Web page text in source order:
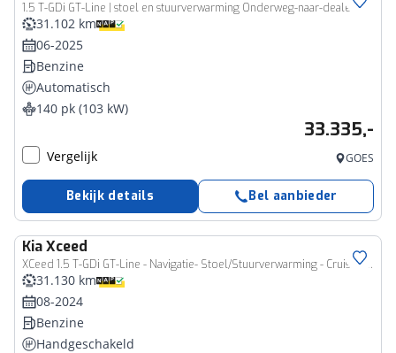
1.5 T-GDi GT-Line | stoel en stuurverwarming Onderweg-naar-dealer
31.102 km
06-2025
Benzine
Automatisch
140 pk (103 kW)
33.335,-
Vergelijk GOES
Bekijk details Bel aanbieder
KiaXceed
XCeed 1.5 T-GDi GT-Line - Navigatie- Stoel/Stuurverwarming - Cruise Control - Climate Control - Apple Carplay/Android Auto Fabrieksgarantie 08-2031
31.130 km
08-2024
Benzine
Handgeschakeld